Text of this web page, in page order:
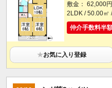
敷金： 62,000
2LDK / 50.00㎡
仲介手数料半
★お気に入り登録